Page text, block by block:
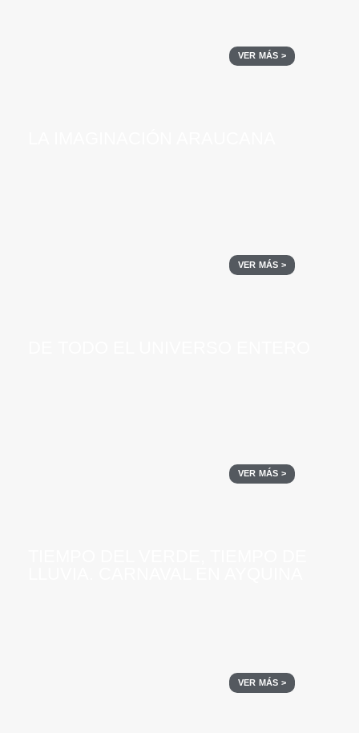
VER MÁS >
VER MÁS >
VER MÁS >
VER MÁS >